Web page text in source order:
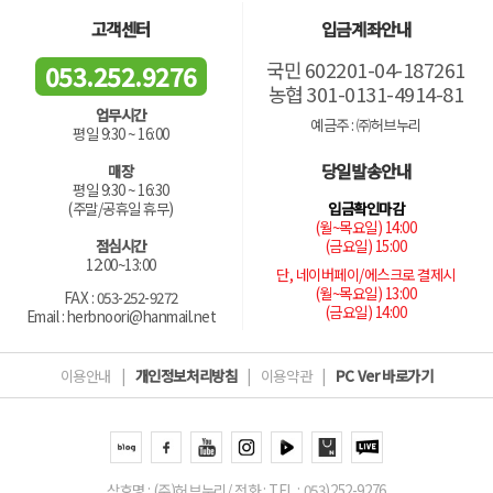
고객센터
053.252.9276
업무시간
평일 9:30 ~ 16:00
매장
평일 9:30 ~ 16:30
(주말/공휴일 휴무)
점심시간
12:00~13:00
FAX : 053-252-9272
Email : herbnoori@hanmail.net
입금계좌안내
국민 602201-04-187261
농협 301-0131-4914-81
예금주 : ㈜허브누리
당일발송안내
입금확인마감
(월~목요일) 14:00
(금요일) 15:00
단, 네이버페이/에스크로 결제시
(월~목요일) 13:00
(금요일) 14:00
이용안내 | 개인정보처리방침 | 이용약관 | PC Ver 바로가기